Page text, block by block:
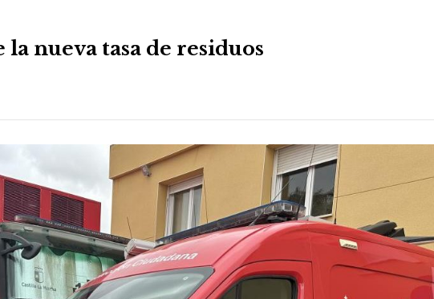
la nueva tasa de residuos